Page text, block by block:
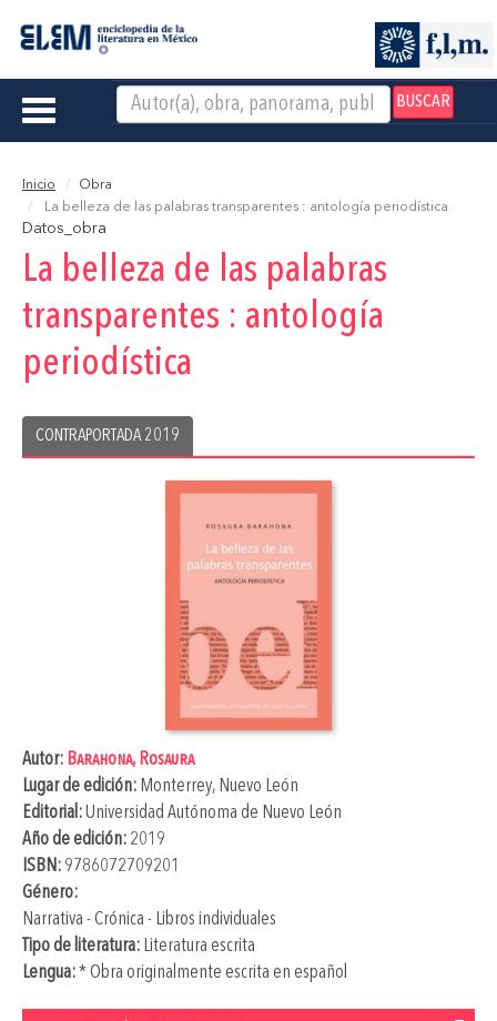
BUSCAR
Toggle
Inicio
Obra
La belleza de las palabras transparentes : antología periodística
Datos_obra
La belleza de las palabras
transparentes : antología
periodística
CONTRAPORTADA 2019
Autor: Barahona, Rosaura
Lugar de edición: Monterrey, Nuevo León
Editorial:Universidad Autónoma de Nuevo León
Año de edición: 2019
ISBN: 9786072709201
Género:
Narrativa - Crónica - Libros individuales
Tipo de literatura: Literatura escrita
Lengua:* Obra originalmente escrita en español